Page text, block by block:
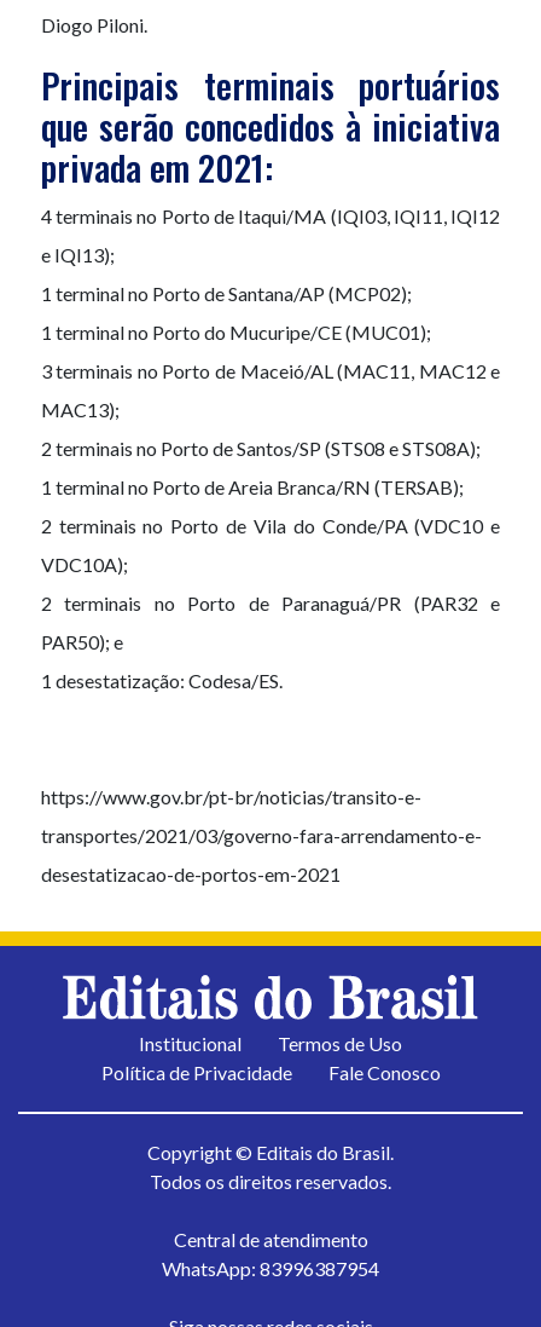
Diogo Piloni.
Principais terminais portuários
que serão concedidos à iniciativa
privada em 2021:
4 terminais no Porto de Itaqui/MA (IQI03, IQI11, IQI12
e IQI13);
1 terminal no Porto de Santana/AP (MCP02);
1 terminal no Porto do Mucuripe/CE (MUC01);
3 terminais no Porto de Maceió/AL (MAC11, MAC12 e
MAC13);
2 terminais no Porto de Santos/SP (STS08 e STS08A);
1 terminal no Porto de Areia Branca/RN (TERSAB);
2 terminais no Porto de Vila do Conde/PA (VDC10 e
VDC10A);
2 terminais no Porto de Paranaguá/PR (PAR32 e
PAR50); e
1 desestatização: Codesa/ES.
https://www.gov.br/pt-br/noticias/transito-e-
transportes/2021/03/governo-fara-arrendamento-e-
desestatizacao-de-portos-em-2021
Institucional
Termos de Uso
Política de Privacidade
Fale Conosco
Copyright © Editais do Brasil.
Todos os direitos reservados.
Central de atendimento
WhatsApp: 83996387954